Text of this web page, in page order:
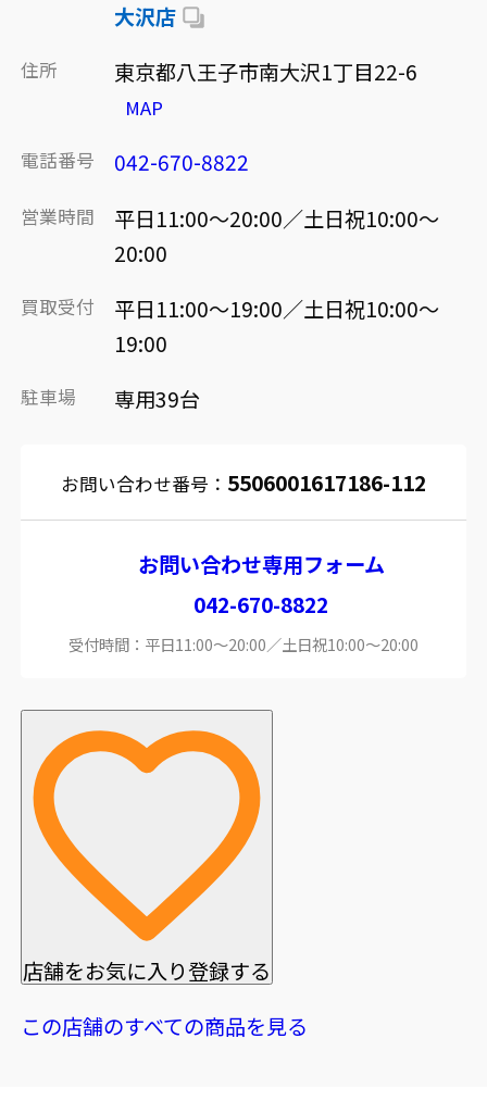
大沢店
住所 東京都八王子市南大沢1丁目22-6
MAP
電話番号 042-670-8822
営業時間
平日11:00～20:00／土日祝10:00～
20:00
買取受付
平日11:00～19:00／土日祝10:00～
19:00
駐車場 専用39台
お問い合わせ番号： 5506001617186-112
お問い合わせ専用フォーム
042-670-8822
受付時間：平日11:00～20:00／土日祝10:00～20:00
店舗をお気に入り登録する
この店舗のすべての商品を見る